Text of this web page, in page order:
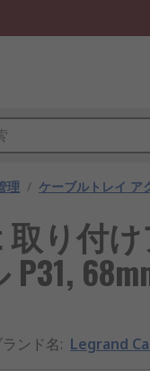
理 / ケーブルトレイ ア
取り付
ンド名: Legrand